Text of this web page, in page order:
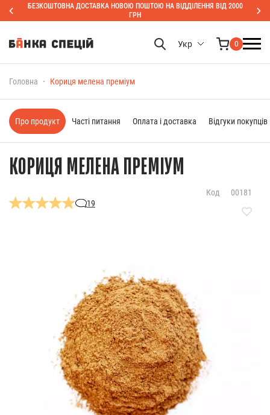
БЕЗКОШТОВНА ДОСТАВКА НОВОЮ ПОШТОЮ НА ВІДДІЛЕННЯ ВІД 2000
ГРН
Укр 0
Головна Кориця мелена преміум
КОРИЦЯ МЕЛЕНА ПРЕМІУМ
19
Код 00181
Про продукт Часті питання Оплата і доставка Відгуки покупців